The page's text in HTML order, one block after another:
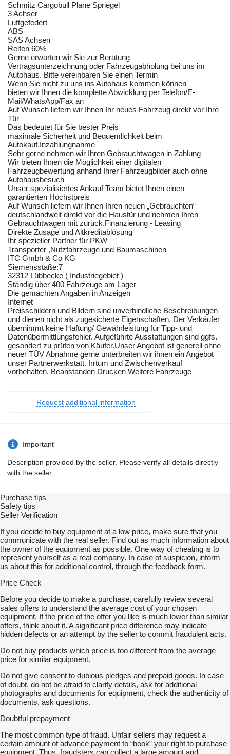
Schmitz Cargobull Plane Spriegel
3 Achser
Luftgefedert
ABS
SAS Achsen
Reifen 60%
Gerne erwarten wir Sie zur Beratung
Vertragsunterzeichnung oder Fahrzeugabholung bei uns im
Autohaus. Bitte vereinbaren Sie einen Termin
Wenn Sie nicht zu uns ins Autohaus kommen können
bieten wir Ihnen die komplette Abwicklung per Telefon/E-
Mail/WhatsApp/Fax an
Auf Wunsch liefern wir Ihnen Ihr neues Fahrzeug direkt vor Ihre
Tür
Das bedeutet für Sie bester Preis
maximale Sicherheit und Bequemlichkeit beim
Autokauf.Inzahlungnahme
Sehr gerne nehmen wir Ihren Gebrauchtwagen in Zahlung
Wir bieten Ihnen die Möglichkeit einer digitalen
Fahrzeugbewertung anhand Ihrer Fahrzeugbilder auch ohne
Autohausbesuch
Unser spezialisiertes Ankauf Team bietet Ihnen einen
garantierten Höchstpreis
Auf Wunsch liefern wir Ihnen Ihren neuen „Gebrauchten“
deutschlandweit direkt vor die Haustür und nehmen Ihren
Gebrauchtwagen mit zurück.Finanzierung - Leasing
Direkte Zusage und Altkreditablösung
Ihr spezieller Partner für PKW
Transporter ,Nutzfahrzeuge und Baumaschinen
ITC Gmbh & Co KG
Siemensstaße:7
32312 Lübbecke ( Industriegebiet )
Ständig über 400 Fahrzeuge am Lager
Die gemachten Angaben in Anzeigen
Internet
Preisschildern und Bildern sind unverbindliche Beschreibungen
und dienen nicht als zugesicherte Eigenschaften. Der Verkäufer
übernimmt keine Haftung/ Gewährleistung für Tipp- und
Datenübermittlungsfehler. Aufgeführte Ausstattungen sind ggfs.
gesondert zu prüfen von Käufer.Unser Angebot ist generell ohne
neuer TÜV Abnahme gerne unterbreiten wir ihnen ein Angebot
unser Partnerwerkstatt. Irrtum und Zwischenverkauf
vorbehalten. Beanstanden Drucken Weitere Fahrzeuge
Request additional information
Important
Description provided by the seller. Please verify all details directly
with the seller.
Purchase tips
Safety tips
Seller Verification
If you decide to buy equipment at a low price, make sure that you
communicate with the real seller. Find out as much information about
the owner of the equipment as possible. One way of cheating is to
represent yourself as a real company. In case of suspicion, inform
us about this for additional control, through the feedback form.
Price Check
Before you decide to make a purchase, carefully review several
sales offers to understand the average cost of your chosen
equipment. If the price of the offer you like is much lower than similar
offers, think about it. A significant price difference may indicate
hidden defects or an attempt by the seller to commit fraudulent acts.
Do not buy products which price is too different from the average
price for similar equipment.
Do not give consent to dubious pledges and prepaid goods. In case
of doubt, do not be afraid to clarify details, ask for additional
photographs and documents for equipment, check the authenticity of
documents, ask questions.
Doubtful prepayment
The most common type of fraud. Unfair sellers may request a
certain amount of advance payment to “book” your right to purchase